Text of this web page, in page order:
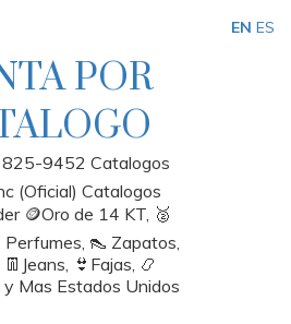
POR
9452 Catalogos
(Oficial) Catalogos
🪙Oro de 14 KT, 🥈
👠 Zapatos,
👙Fajas, 📿
Mas Estados Unidos
EN ES